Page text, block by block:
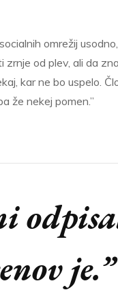
omrežij
zrnje od plev, ali da
kar ne bo uspelo.
že nekej pomen.”
je.”